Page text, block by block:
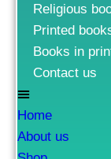
Religious
Printed
Books in
Contact us
Home
About us